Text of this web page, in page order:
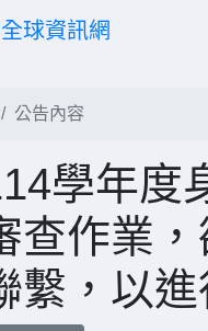
球資訊網
公告內容
學年度
查作業
繫，以進